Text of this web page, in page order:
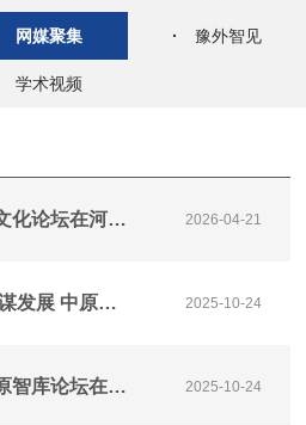
网媒聚集 · 豫外智见
学术视频
光明日报：丙午年黄帝文化论坛在河南郑州举行 2026-04-21
郑州日报：凝智聚力 共谋发展 中原智库论坛在郑举办 2025-10-24
科技日报：第十八届中原智库论坛在河南郑州举办 2025-10-24